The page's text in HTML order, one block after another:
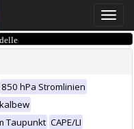
Toggle
850 hPa Stromlinien
Taupunkt CAPE/LI